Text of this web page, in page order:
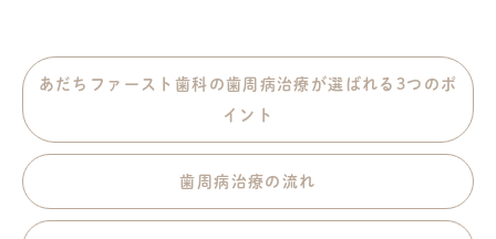
あだちファースト歯科の歯周病治療が選ばれる3つのポ
イント
歯周病治療の流れ